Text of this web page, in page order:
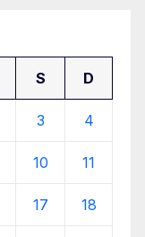
S D
3 4
10 11
17 18